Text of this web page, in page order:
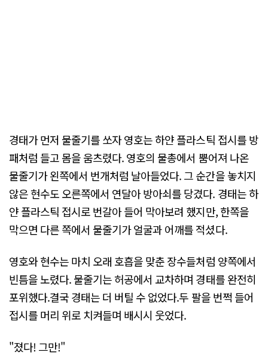
경태가 먼저 물줄기를 쏘자 영호는 하얀 플라스틱 접시를 방
패처럼 들고 몸을 움츠렸다. 영호의 물총에서 뿜어져 나온
물줄기가 왼쪽에서 번개처럼 날아들었다. 그 순간을 놓치지
않은 현수도 오른쪽에서 연달아 방아쇠를 당겼다. 경태는 하
얀 플라스틱 접시로 번갈아 들어 막아보려 했지만, 한쪽을
막으면 다른 쪽에서 물줄기가 얼굴과 어깨를 적셨다.
영호와 현수는 마치 오래 호흡을 맞춘 장수들처럼 양쪽에서
빈틈을 노렸다. 물줄기는 허공에서 교차하며 경태를 완전히
포위했다.결국 경태는 더 버틸 수 없었다.두 팔을 번쩍 들어
접시를 머리 위로 치켜들며 배시시 웃었다.
"졌다! 그만!"